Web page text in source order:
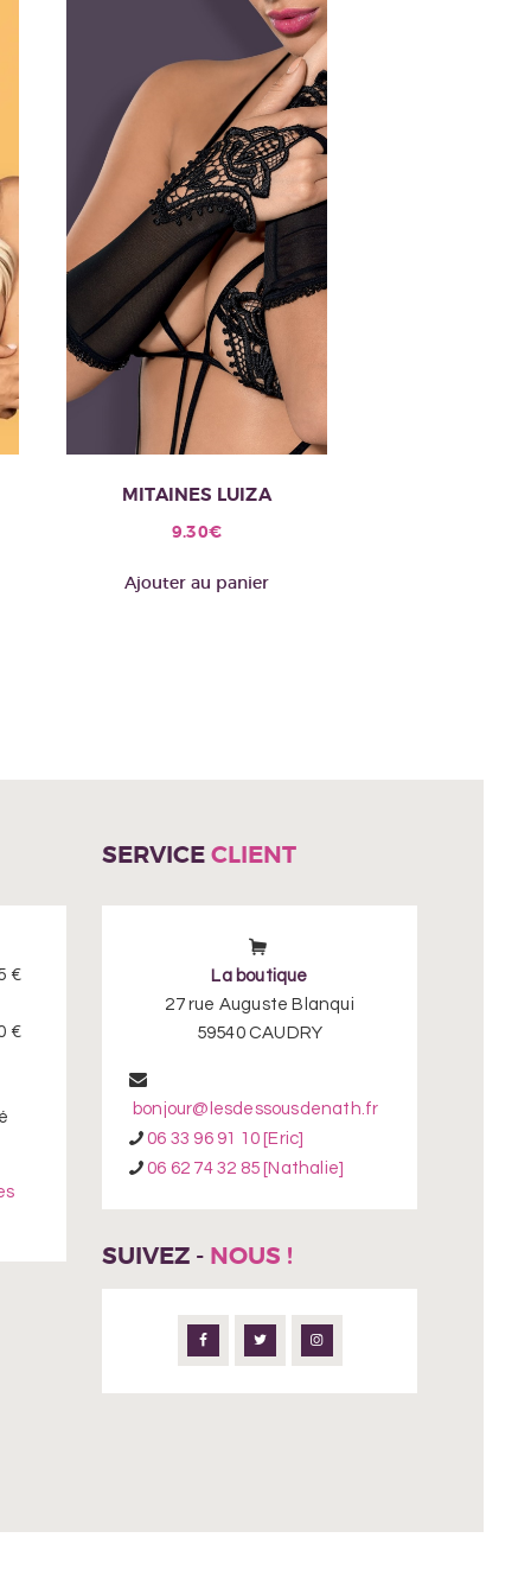
MITAINES LUIZA
9.30€
Ajouter au panier
€
€
SERVICECLIENT
La boutique
27 rue Auguste Blanqui
59540 CAUDRY
bonjour@lesdessousdenath.fr
06 33 96 91 10 [Eric]
06 62 74 32 85 [Nathalie]
SUIVEZ - NOUS !